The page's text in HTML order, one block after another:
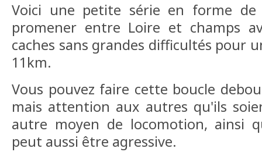
Voici une petite série en forme
promener entre Loire et champs
caches sans grandes difficultés pour
11km.
Vous pouvez faire cette boucle
mais attention aux autres qu'ils
autre moyen de locomotion, ainsi
peut aussi être agressive.